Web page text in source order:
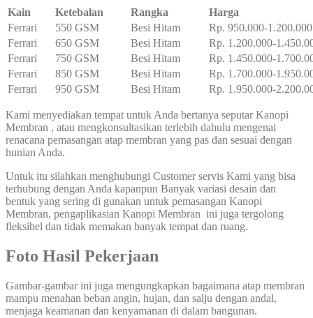
Kain Ketebalan Rangka
Harga
Ferrari
550 GSM Besi Hitam
Rp. 950.000-1.200.000
Ferrari
650 GSM Besi Hitam
Rp. 1.200.000-
Ferrari
750 GSM Besi Hitam
Rp. 1.450.000-
Ferrari
850 GSM Besi Hitam
Rp. 1.700.000-
Ferrari
950 GSM Besi Hitam Rp. 1.950.000-
Kami menyediakan tempat untuk Anda bertanya seputar Kanopi
Membran , atau mengkonsultasikan terlebih dahulu mengenai
renacana pemasangan atap membran yang pas dan sesuai dengan
hunian Anda.
Untuk itu silahkan menghubungi Customer servis Kami yang bisa
terhubung dengan Anda kapanpun Banyak variasi desain dan
bentuk yang sering di gunakan untuk pemasangan Kanopi
Membran, pengaplikasian Kanopi Membran ini juga tergolong
fleksibel dan tidak memakan banyak tempat dan ruang.
Foto Hasil Pekerjaan
Gambar-gambar ini juga mengungkapkan bagaimana atap membran
mampu menahan beban angin, hujan, dan salju dengan andal,
menjaga keamanan dan kenyamanan di dalam bangunan.